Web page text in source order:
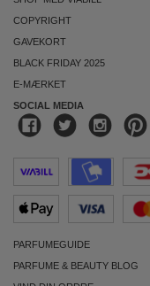
COPYRIGHT
GAVEKORT
BLACK FRIDAY 2025
E-MÆRKET
SOCIAL MEDIA
PARFUMEGUIDE
PARFUME & BEAUTY BLOG